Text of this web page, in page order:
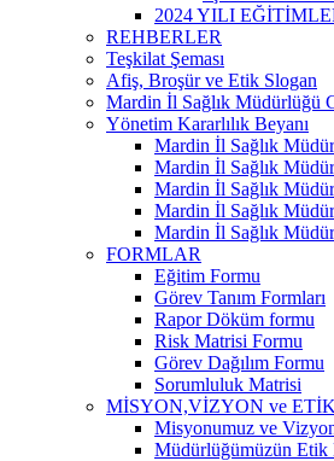
2024 YILI
REHBERLER
Teşkilat Şeması
Afiş, Broşür ve Etik Slogan
Mardin İl Sağlık Müdürlüğü
Yönetim Kararlılık Beyanı
Mardin İl Sağlık
Mardin İl Sağlık
Mardin İl Sağlık
Mardin İl Sağlık
Mardin İl Sağlık
FORMLAR
Eğitim Formu
Görev Tanım Formları
Rapor Döküm formu
Risk Matrisi Formu
Görev Dağılım Formu
Sorumluluk Matrisi
MİSYON,VİZYON ve
Misyonumuz ve
Müdürlüğümüzün Etik